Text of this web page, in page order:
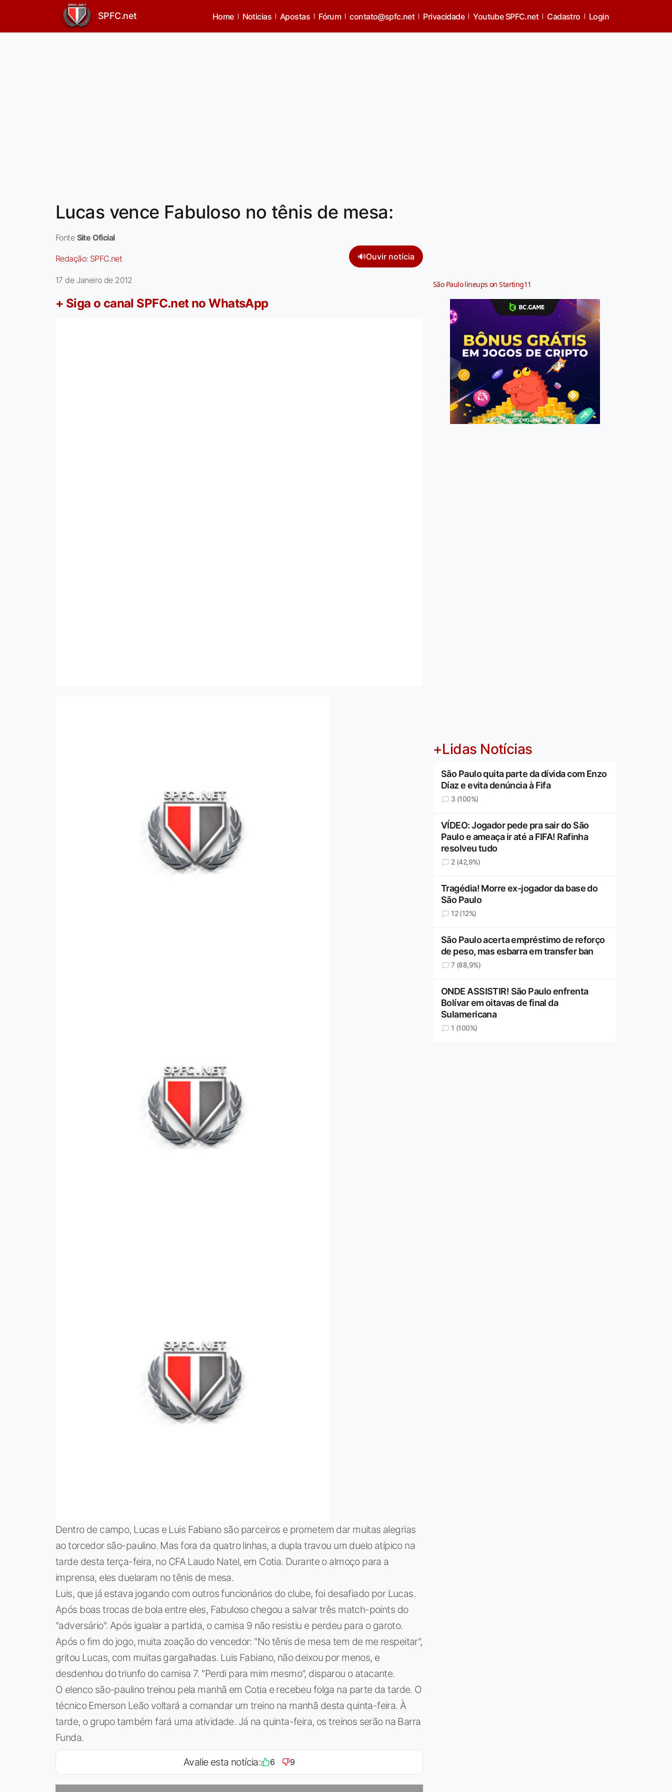
SPFC.net Home Noticias Apostas Fórum contato@spfc.net Privacidade Youtube SPFC.net Cadastro Login
Lucas vence Fabuloso no tênis de mesa:
Fonte Site Oficial
Redação: SPFC.net 🔊Ouvir notícia
17 de Janeiro de 2012
+ Siga o canal SPFC.net no WhatsApp
Dentro de campo, Lucas e Luis Fabiano são parceiros e prometem dar muitas alegrias
ao torcedor são-paulino. Mas fora da quatro linhas, a dupla travou um duelo atípico na
tarde desta terça-feira, no CFA Laudo Natel, em Cotia. Durante o almoço para a
imprensa, eles duelaram no tênis de mesa.
Luis, que já estava jogando com outros funcionários do clube, foi desafiado por Lucas.
Após boas trocas de bola entre eles, Fabuloso chegou a salvar três match-points do
"adversário". Após igualar a partida, o camisa 9 não resistiu e perdeu para o garoto.
Após o fim do jogo, muita zoação do vencedor: "No tênis de mesa tem de me respeitar",
gritou Lucas, com muitas gargalhadas. Luis Fabiano, não deixou por menos, e
desdenhou do triunfo do camisa 7. "Perdi para mim mesmo", disparou o atacante.
O elenco são-paulino treinou pela manhã em Cotia e recebeu folga na parte da tarde. O
técnico Emerson Leão voltará a comandar um treino na manhã desta quinta-feira. À
tarde, o grupo também fará uma atividade. Já na quinta-feira, os treinos serão na Barra
Funda.
Avalie esta notícia: 6 9
São Paulo lineups on Starting11
Jogue com responsabilidade. 18+
+Lidas Notícias
São Paulo quita parte da dívida com Enzo
Díaz e evita denúncia à Fifa
3 (100%)
VÍDEO: Jogador pede pra sair do São
Paulo e ameaça ir até a FIFA! Rafinha
resolveu tudo
2 (42,9%)
Tragédia! Morre ex-jogador da base do
São Paulo
12 (12%)
São Paulo acerta empréstimo de reforço
de peso, mas esbarra em transfer ban
7 (88,9%)
ONDE ASSISTIR! São Paulo enfrenta
Bolívar em oitavas de final da
Sulamericana
1 (100%)